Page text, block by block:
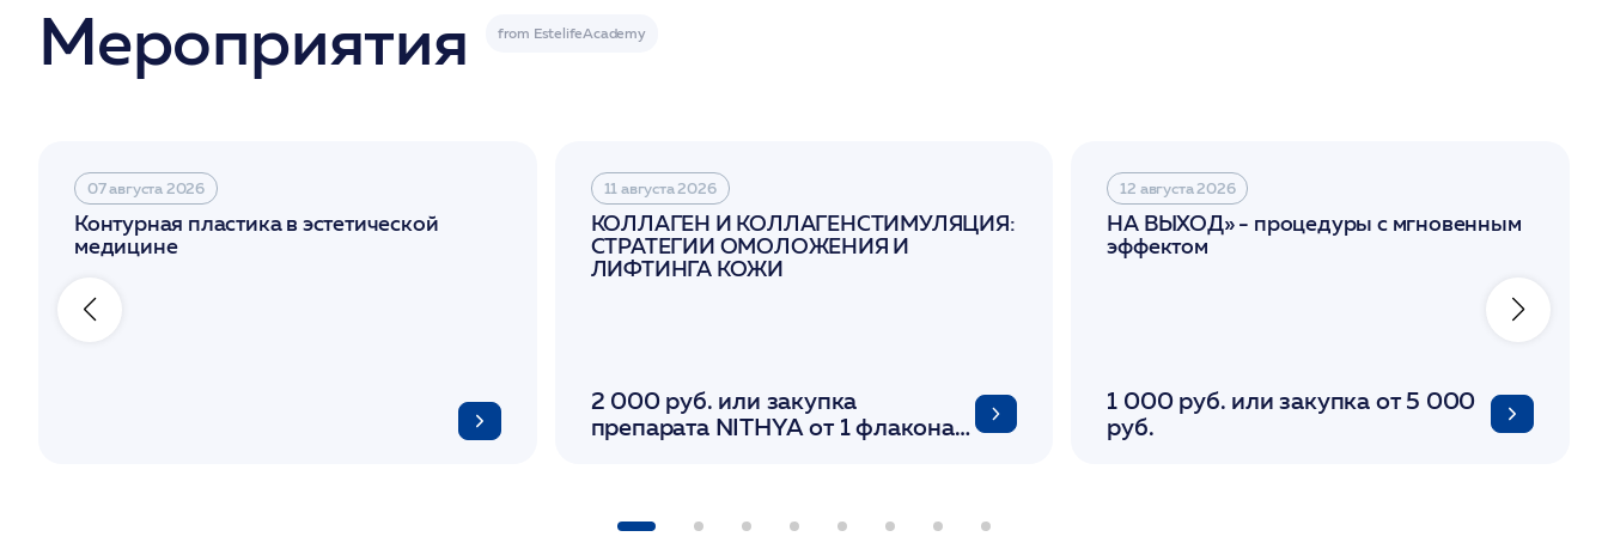
Мероприятия
07 августа 2026
Контурная пластика в эстетической
медицине
11 августа 2026
КОЛЛАГЕН И КОЛЛАГЕНСТИМУЛЯЦИЯ:
СТРАТЕГИИ ОМОЛОЖЕНИЯ И
ЛИФТИНГА КОЖИ
2 000 руб. или закупка
препарата NITHYA от 1 флакона/
день семинара
12 августа 2026
НА ВЫХОД» - процедуры с мгновенным
эффектом
1 000 руб. или закупка от 5 000
руб.